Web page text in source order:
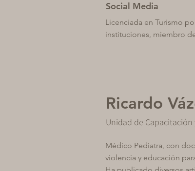
Social Media
Licenciada en Turismo
instituciones, miembro
Unidad de Capacitación
Ricardo
Médico Pediatra, con
violencia y educación